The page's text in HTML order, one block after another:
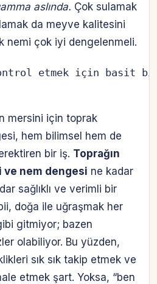
aslında. Çok sulamak
da meyve kalitesini
nemi çok iyi dengelenmeli.
etmek için basit
mersini için toprak
hem bilimsel hem de
bir iş. Toprağın
ve nem dengesi ne kadar
sağlıklı ve verimli bir
doğa ile uğraşmak her
gitmiyor; bazen
olabiliyor. Bu yüzden,
sık sık takip etmek ve
etmek şart. Yoksa, “ben